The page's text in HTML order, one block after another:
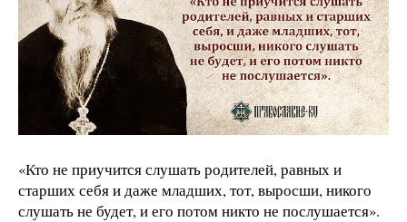
«Кто не приучится слушать родителей, равных и
старших себя и даже младших, тот, выросши, никого
слушать не будет, и его потом никто не послушается».